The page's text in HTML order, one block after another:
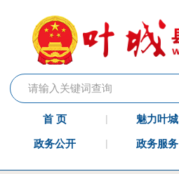
首 页 魅力叶城
政务公开 政务服务